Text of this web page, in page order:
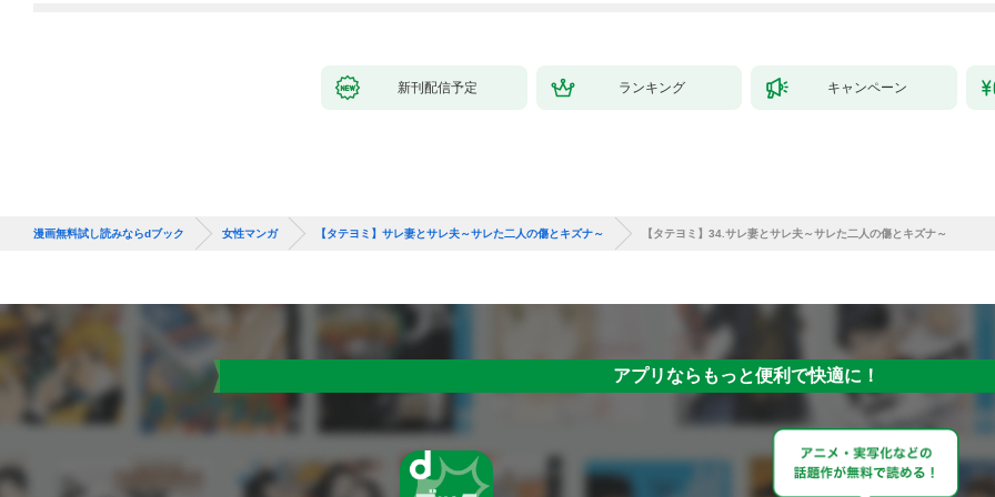
新刊配信予定 ランキング キャンペーン
漫画無料試し読みならdブック 女性マンガ 【タテヨミ】サレ妻とサレ夫～サレた二人の傷とキズナ～ 【タテヨミ】34.サレ妻とサレ夫～サレた二人の傷とキズナ～
アプリならもっと便利で快適に！